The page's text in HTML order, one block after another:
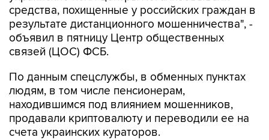
средства, похищенные у российских граждан в
результате дистанционного мошенничества", -
объявил в пятницу Центр общественных
связей (ЦОС) ФСБ.
По данным спецслужбы, в обменных пунктах
людям, в том числе пенсионерам,
находившимся под влиянием мошенников,
продавали криптовалюту и переводили ее на
счета украинских кураторов.